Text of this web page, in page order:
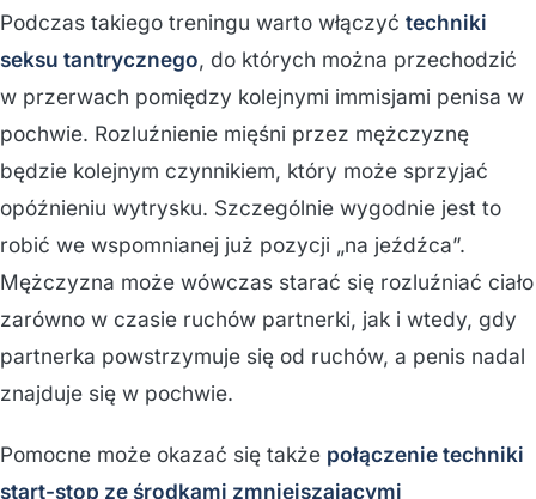
Podczas takiego treningu warto włączyć techniki
seksu tantrycznego, do których można przechodzić
w przerwach pomiędzy kolejnymi immisjami penisa w
pochwie. Rozluźnienie mięśni przez mężczyznę
będzie kolejnym czynnikiem, który może sprzyjać
opóźnieniu wytrysku. Szczególnie wygodnie jest to
robić we wspomnianej już pozycji „na jeźdźca”.
Mężczyzna może wówczas starać się rozluźniać ciało
zarówno w czasie ruchów partnerki, jak i wtedy, gdy
partnerka powstrzymuje się od ruchów, a penis nadal
znajduje się w pochwie.
Pomocne może okazać się także połączenie techniki
start-stop ze środkami zmniejszającymi